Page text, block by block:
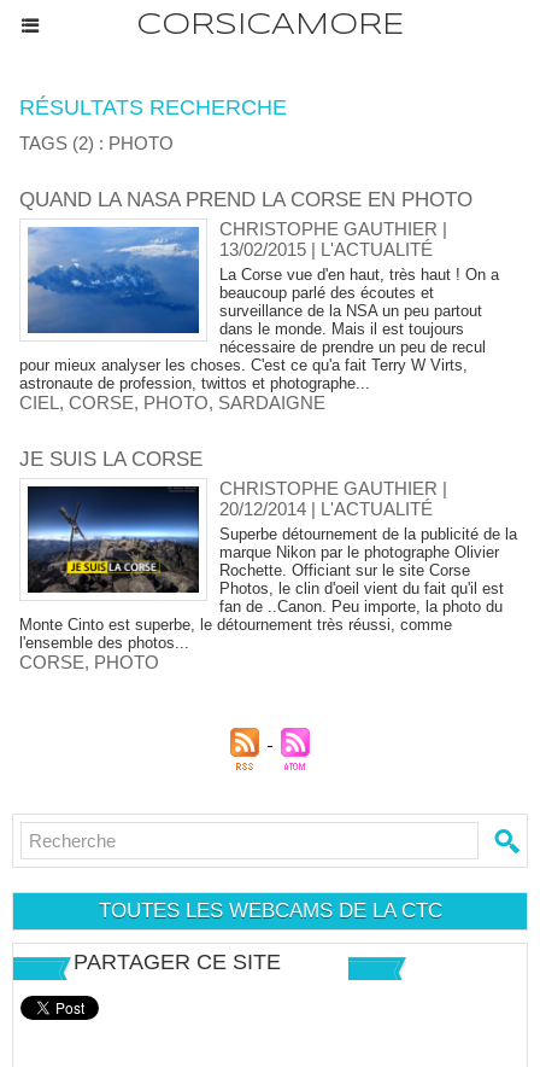
CORSICAMORE
RÉSULTATS RECHERCHE
TAGS (2) : PHOTO
QUAND LA NASA PREND LA CORSE EN PHOTO
CHRISTOPHE GAUTHIER |
13/02/2015 | L'ACTUALITÉ
La Corse vue d'en haut, très haut ! On a
beaucoup parlé des écoutes et
surveillance de la NSA un peu partout
dans le monde. Mais il est toujours
nécessaire de prendre un peu de recul
pour mieux analyser les choses. C'est ce qu'a fait Terry W Virts,
astronaute de profession, twittos et photographe...
CIEL , CORSE, PHOTO, SARDAIGNE
JE SUIS LA CORSE
CHRISTOPHE GAUTHIER |
20/12/2014 | L'ACTUALITÉ
Superbe détournement de la publicité de la
marque Nikon par le photographe Olivier
Rochette. Officiant sur le site Corse
Photos, le clin d'oeil vient du fait qu'il est
fan de ..Canon. Peu importe, la photo du
Monte Cinto est superbe, le détournement très réussi, comme
l'ensemble des photos...
CORSE, PHOTO
TOUTES LES WEBCAMS DE LA CTC
PARTAGER CE SITE